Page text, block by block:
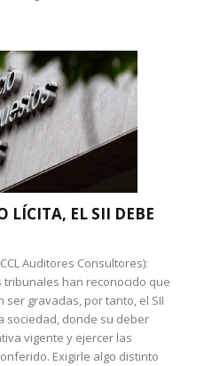
LÍCITA, EL SII DEBE
Auditores Consultores):
tribunales han reconocido que
gravadas, por tanto, el SII
sociedad, donde su deber
vigente y ejercer las
Exigirle algo distinto